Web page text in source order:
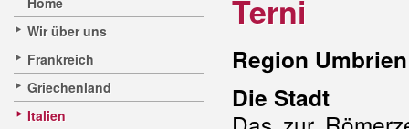
Wir über uns
Frankreich
Griechenland
Italien
Terni
Region
Die Stadt